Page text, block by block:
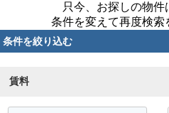
只今、お探しの物件
条件を変えて再度検索
条件を絞り込む
賃料